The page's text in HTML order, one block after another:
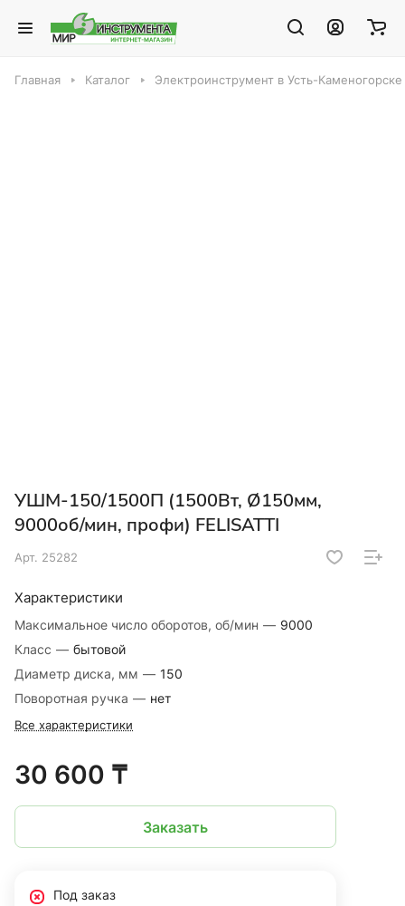
Главная Каталог Электроинструмент в Усть-Каменогорске
УШМ-150/1500П (1500Вт, Ø150мм,
9000об/мин, профи) FELISATTI
Арт. 25282
Характеристики
Максимальное число оборотов, об/мин — 9000
Класс — бытовой
Диаметр диска, мм — 150
Поворотная ручка — нет
Все характеристики
30 600 ₸
Заказать
Под заказ